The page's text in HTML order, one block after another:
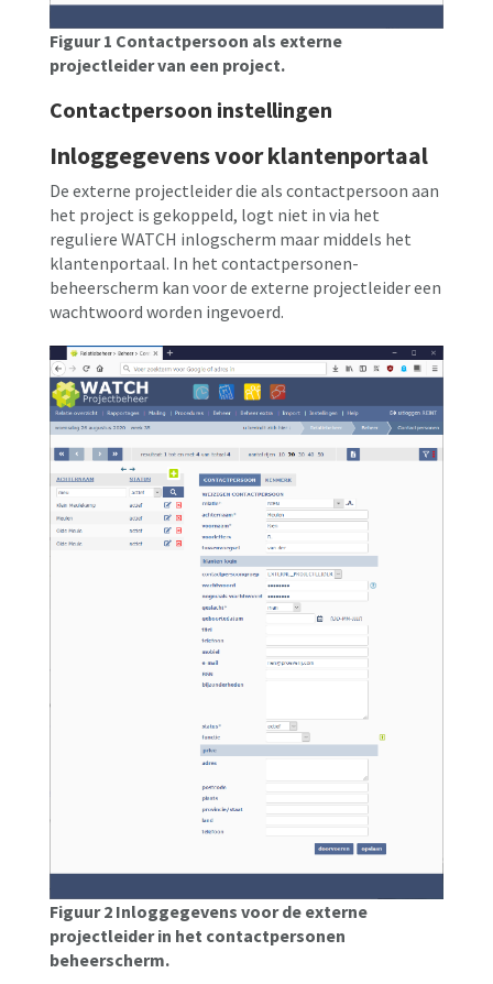
Figuur 1 Contactpersoon als externe
projectleider van een project.
Contactpersoon instellingen
Inloggegevens voor klantenportaal
De externe projectleider die als contactpersoon aan
het project is gekoppeld, logt niet in via het
reguliere WATCH inlogscherm maar middels het
klantenportaal. In het contactpersonen-
beheerscherm kan voor de externe projectleider een
wachtwoord worden ingevoerd.
Figuur 2 Inloggegevens voor de externe
projectleider in het contactpersonen
beheerscherm.